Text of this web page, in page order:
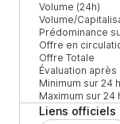
Volume (24h)
Volume/
Prédominance
Offre en
Offre Totale
Évaluation après
Minimum sur 24 h
Maximum sur 24
Liens officiels